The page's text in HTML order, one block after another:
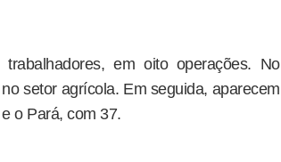
em oito operações. No
setor agrícola. Em seguida, aparecem
o Pará, com 37.